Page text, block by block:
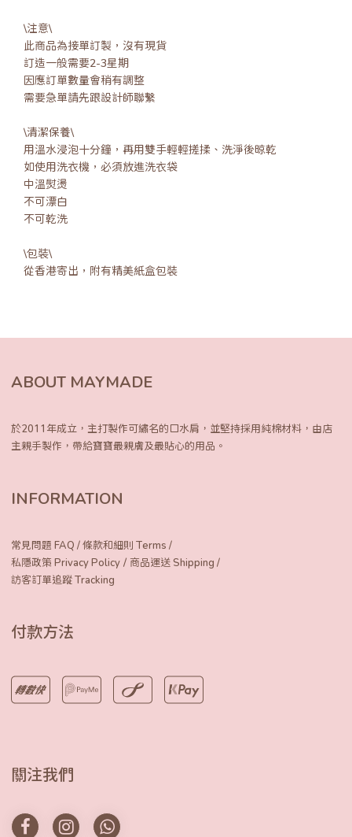
\注意\
此商品為接單訂製，沒有現貨
訂造一般需要2-3星期
因應訂單數量會稍有調整
需要急單請先跟設計師聯繫
\清潔保養\
用溫水浸泡十分鐘，再用雙手輕輕搓揉、洗淨後晾乾
如使用洗衣機，必須放進洗衣袋
中溫熨燙
不可漂白
不可乾洗
\包裝\
從香港寄出，附有精美紙盒包裝
ABOUT MAYMADE
於2011年成立，主打製作可繡名的口水肩， 並堅持採用純棉材料，由店
主親手製作， 帶給寶寶最親膚及最貼心的用品。
INFORMATION
常見問題 FAQ /條款和細則 Terms /
私隱政策 Privacy Policy / 商品運送 Shipping /
訪客訂單追蹤 Tracking
付款方法
關注我們